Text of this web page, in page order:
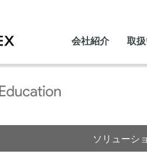
会社紹介 取
ソリューシ